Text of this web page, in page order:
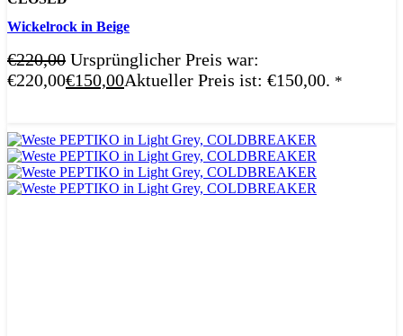
Wickelrock in Beige
€220,00 Ursprünglicher Preis war:
€220,00€150,00Aktueller Preis ist: €150,00. *